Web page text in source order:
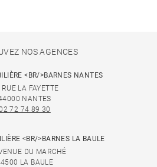
NOS AGENCES
<BR/>BARNES NANTES
LA FAYETTE
NANTES
72 74 89 30
<BR/>BARNES LA BAULE
DU MARCHÉ
LA BAULE